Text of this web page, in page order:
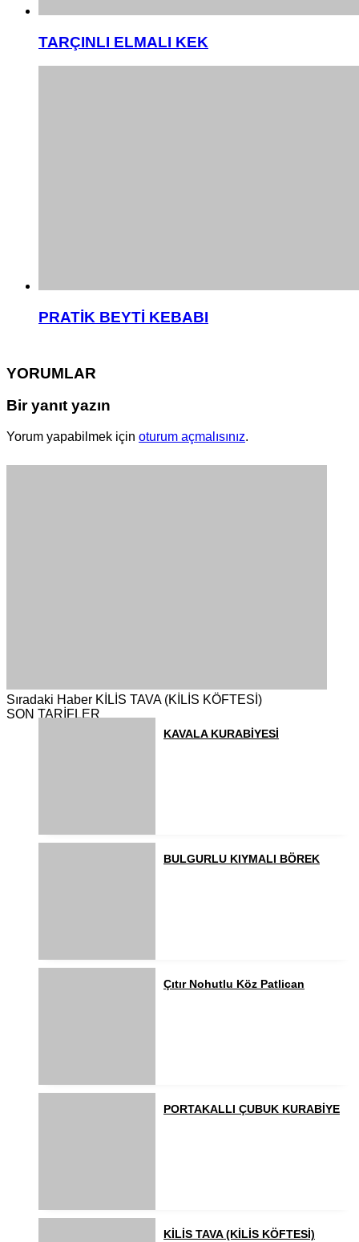
TARÇINLI ELMALI KEK
PRATİK BEYTİ KEBABI
YORUMLAR
Bir yanıt yazın
Yorum yapabilmek için oturum açmalısınız.
Sıradaki Haber KİLİS TAVA (KİLİS KÖFTESİ)
SON TARİFLER
KAVALA KURABİYESİ
BULGURLU KIYMALI BÖREK
Çıtır Nohutlu Köz Patlican
PORTAKALLI ÇUBUK KURABİYE
KİLİS TAVA (KİLİS KÖFTESİ)